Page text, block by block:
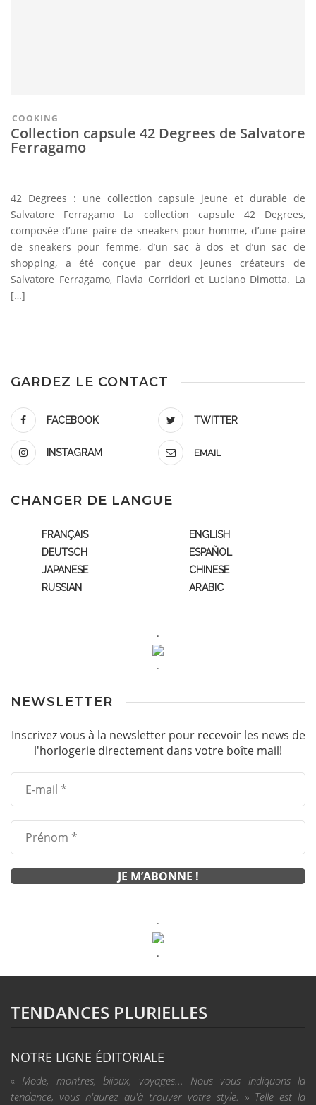
COOKING
Collection capsule 42 Degrees de Salvatore
Ferragamo
42 Degrees : une collection capsule jeune et durable de
Salvatore Ferragamo La collection capsule 42 Degrees,
composée d’une paire de sneakers pour homme, d’une paire
de sneakers pour femme, d’un sac à dos et d’un sac de
shopping, a été conçue par deux jeunes créateurs de
Salvatore Ferragamo, Flavia Corridori et Luciano Dimotta. La
[…]
GARDEZ LE CONTACT
FACEBOOK TWITTER
INSTAGRAM EMAIL
CHANGER DE LANGUE
FRANÇAIS
ENGLISH
DEUTSCH
ESPAÑOL
JAPANESE
CHINESE
RUSSIAN
ARABIC
.
.
NEWSLETTER
Inscrivez vous à la newsletter pour recevoir les news de
l'horlogerie directement dans votre boîte mail!
.
.
TENDANCES PLURIELLES
NOTRE LIGNE ÉDITORIALE
« Mode, montres, bijoux, voyages... Nous vous indiquons la
tendance, vous n'aurez qu'à trouver votre style. » Telle est la